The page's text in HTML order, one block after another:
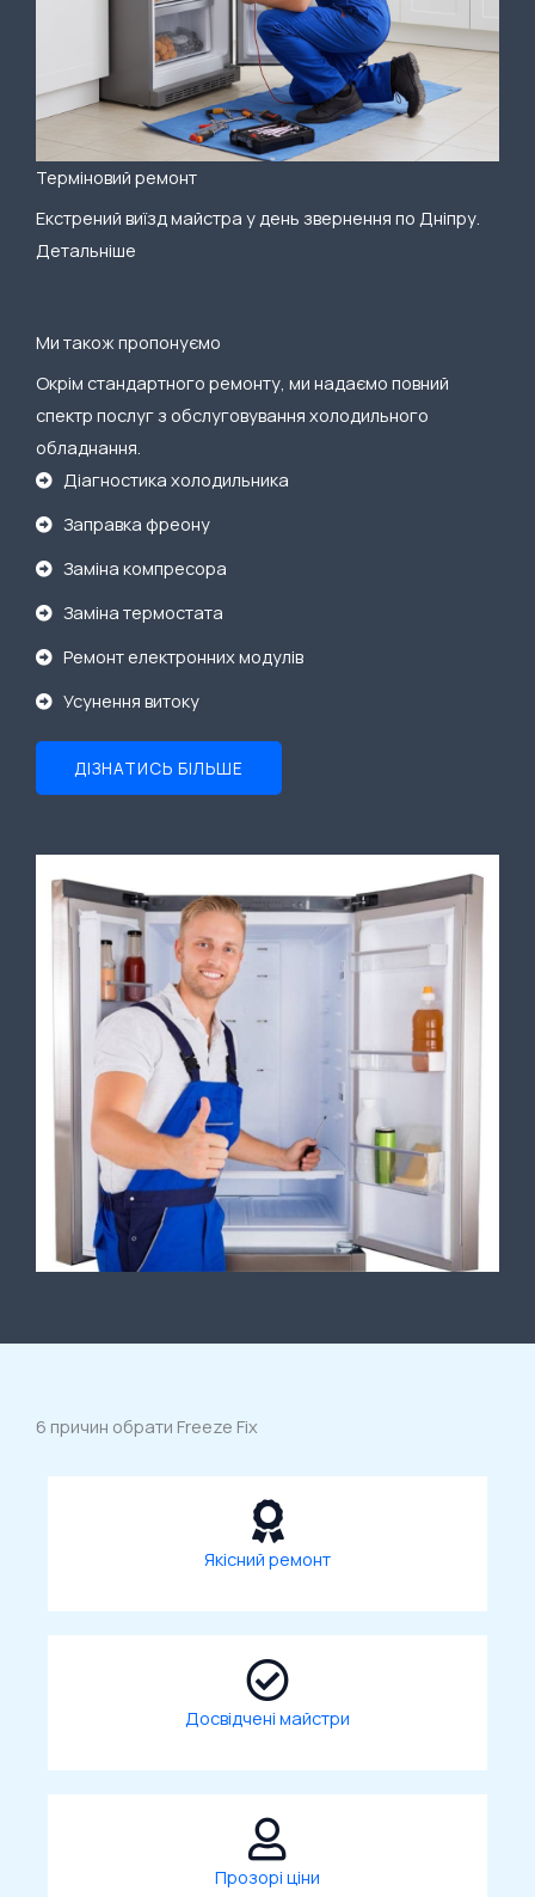
Терміновий ремонт
Екстрений виїзд майстра у день звернення по Дніпру.
Детальніше
Ми також пропонуємо
Окрім стандартного ремонту, ми надаємо повний
спектр послуг з обслуговування холодильного
обладнання.
Діагностика холодильника
Заправка фреону
Заміна компресора
Заміна термостата
Ремонт електронних модулів
Усунення витоку
ДІЗНАТИСЬ БІЛЬШЕ
6 причин обрати Freeze Fix
Якісний ремонт
Досвідчені майстри
Прозорі ціни